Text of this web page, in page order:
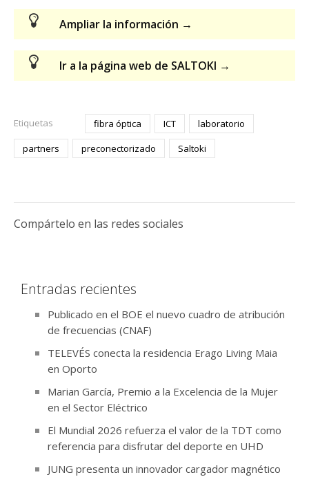
Ampliar la información →
Ir a la página web de SALTOKI →
Etiquetas fibra óptica ICT
laboratorio
partners
preconectorizado Saltoki
Compártelo en las redes sociales
Entradas recientes
Publicado en el BOE el nuevo cuadro de atribución
de frecuencias (CNAF)
TELEVÉS conecta la residencia Erago Living Maia
en Oporto
Marian García, Premio a la Excelencia de la Mujer
en el Sector Eléctrico
El Mundial 2026 refuerza el valor de la TDT como
referencia para disfrutar del deporte en UHD
JUNG presenta un innovador cargador magnético